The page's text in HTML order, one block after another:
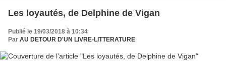
Les loyautés, de Delphine de Vigan
Publié le 19/03/2018 à 10:34
Par AU DETOUR D'UN LIVRE-LITTERATURE